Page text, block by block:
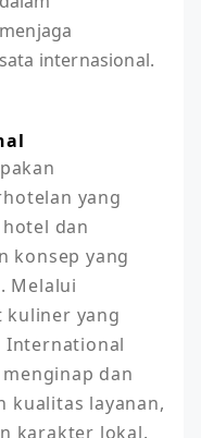
internasional.
yang
dan
konsep yang
Melalui
yang
International
dan
kualitas layanan,
karakter lokal.